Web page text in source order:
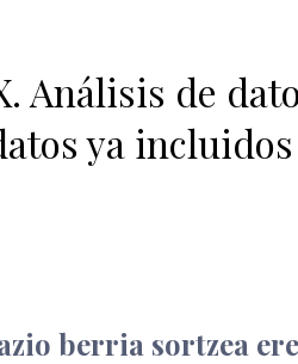
Análisis de
ya
berria sortzea